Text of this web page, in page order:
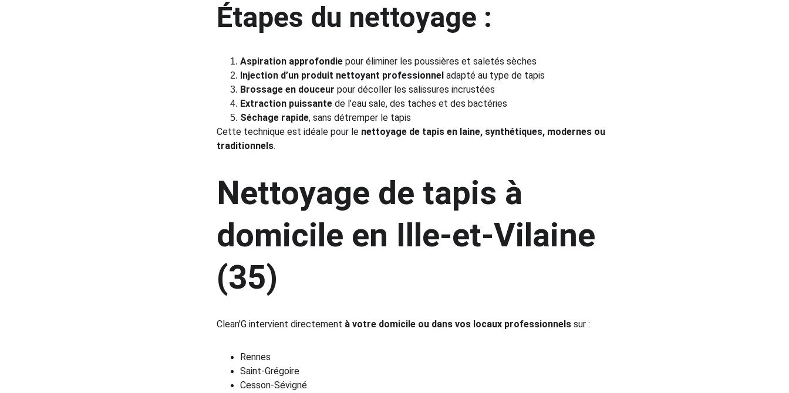
Étapes du nettoyage :
Aspiration approfondie pour éliminer les poussières et saletés sèches
Injection d’un produit nettoyant professionnel adapté au type de tapis
Brossage en douceur pour décoller les salissures incrustées
Extraction puissante de l’eau sale, des taches et des bactéries
Séchage rapide, sans détremper le tapis
Cette technique est idéale pour le nettoyage de tapis en laine, synthétiques, modernes ou
traditionnels.
Nettoyage de tapis à
domicile en Ille-et-Vilaine
(35)
Clean'G intervient directement à votre domicile ou dans vos locaux professionnels sur :
Rennes
Saint-Grégoire
Cesson-Sévigné